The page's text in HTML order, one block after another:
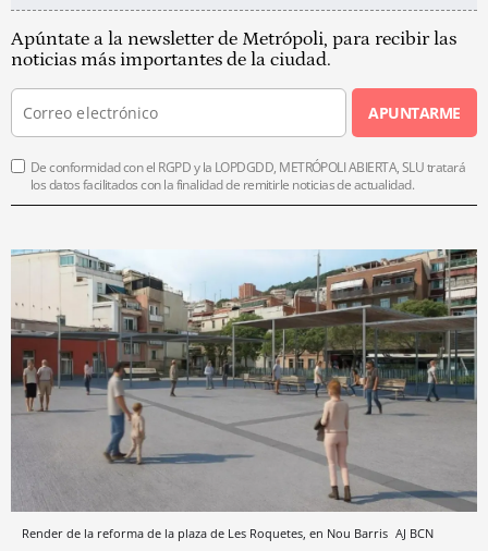
Apúntate a la newsletter de Metrópoli, para recibir las
noticias más importantes de la ciudad.
APUNTARME
De conformidad con el RGPD y la LOPDGDD, METRÓPOLI ABIERTA, SLU tratará
los datos facilitados con la finalidad de remitirle noticias de actualidad.
Render de la reforma de la plaza de Les Roquetes, en Nou Barris AJ BCN